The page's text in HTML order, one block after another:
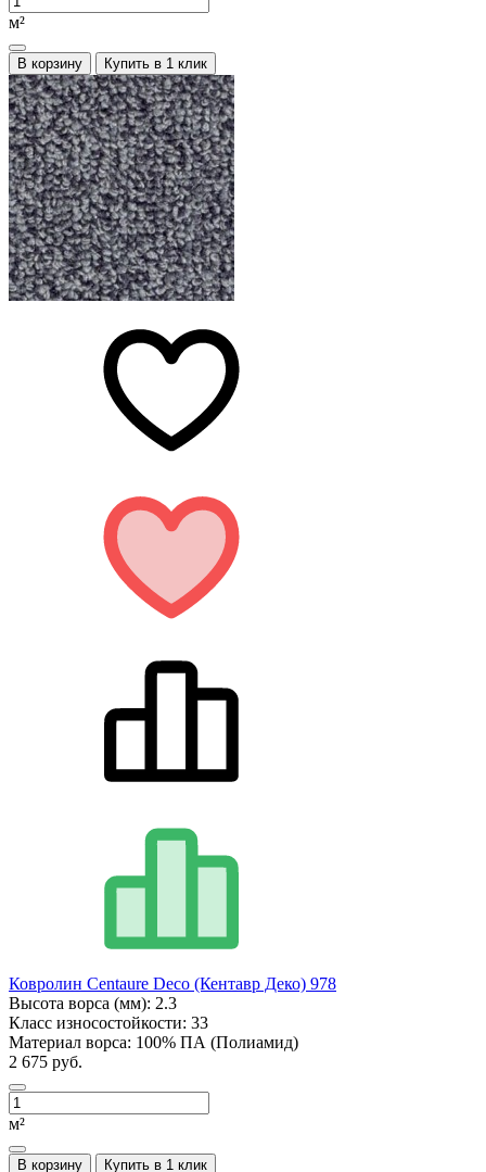
м²
В корзину Купить в 1 клик
Ковролин Centaure Deco (Кентавр Деко) 978
Высота ворса (мм): 2.3
Класс износостойкости: 33
Материал ворса: 100% ПА (Полиамид)
2 675 руб.
м²
В корзину Купить в 1 клик